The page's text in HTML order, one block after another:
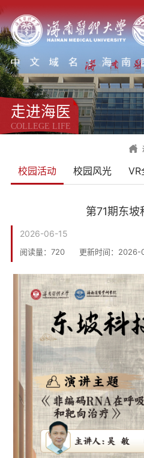
走进海医
COLLEGE LIFE
校园活动 校园风光 VR
第71期东坡
2026-06-15
阅读量： 720 更新时间：2026-